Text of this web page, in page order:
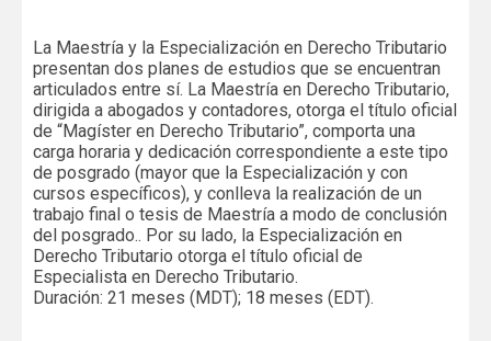
La Maestría y la Especialización en Derecho Tributario
presentan dos planes de estudios que se encuentran
articulados entre sí. La Maestría en Derecho Tributario,
dirigida a abogados y contadores, otorga el título oficial
de “Magíster en Derecho Tributario”, comporta una
carga horaria y dedicación correspondiente a este tipo
de posgrado (mayor que la Especialización y con
cursos específicos), y conlleva la realización de un
trabajo final o tesis de Maestría a modo de conclusión
del posgrado.. Por su lado, la Especialización en
Derecho Tributario otorga el título oficial de
Especialista en Derecho Tributario.
Duración: 21 meses (MDT); 18 meses (EDT).